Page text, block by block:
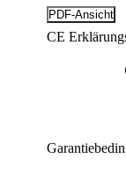
CE Erklärung